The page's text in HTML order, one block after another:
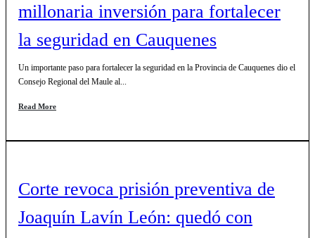
millonaria inversión para fortalecer
la seguridad en Cauquenes
Un importante paso para fortalecer la seguridad en la Provincia de Cauquenes dio el
Consejo Regional del Maule al...
Read More
Corte revoca prisión preventiva de
Joaquín Lavín León: quedó con